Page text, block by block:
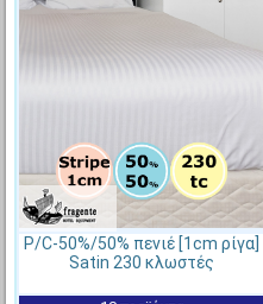
P/C-50%/50% πενιέ [1cm ρίγα]
Satin 230 κλωστές
Παπλωματοθήκη 170x230cm,
P/C 50%/50%, 160tc, Fragente
Στοκ πάνω από 200 ΤΕΜ
Αποστολή σε 1-2 ημέρες